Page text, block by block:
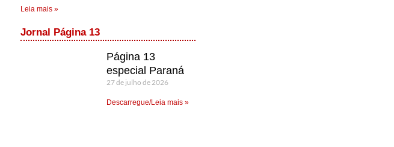
Leia mais »
Jornal Página 13
Página 13
especial Paraná
27 de julho de 2026
Descarregue/Leia mais »